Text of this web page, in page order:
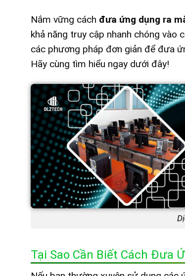
Nắm vững cách đưa ứng dụng ra
khả năng truy cập nhanh chóng vào
các phương pháp đơn giản để đưa
Hãy cùng tìm hiểu ngay dưới đây!
Tại Sao Cần Biết Cách Đưa